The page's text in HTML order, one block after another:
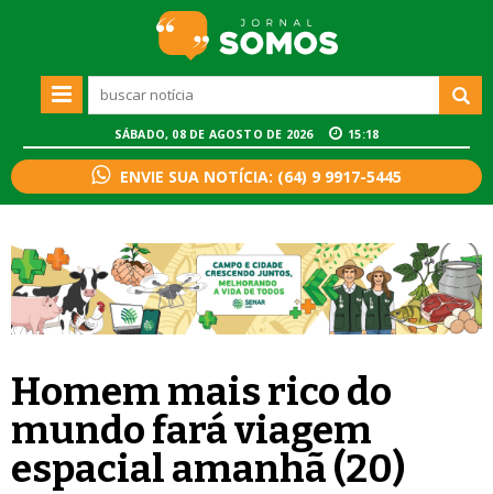
SÁBADO, 08 DE AGOSTO DE 2026 15:18
ENVIE SUA NOTÍCIA: (64) 9 9917-5445
Homem mais rico do
mundo fará viagem
espacial amanhã (20)